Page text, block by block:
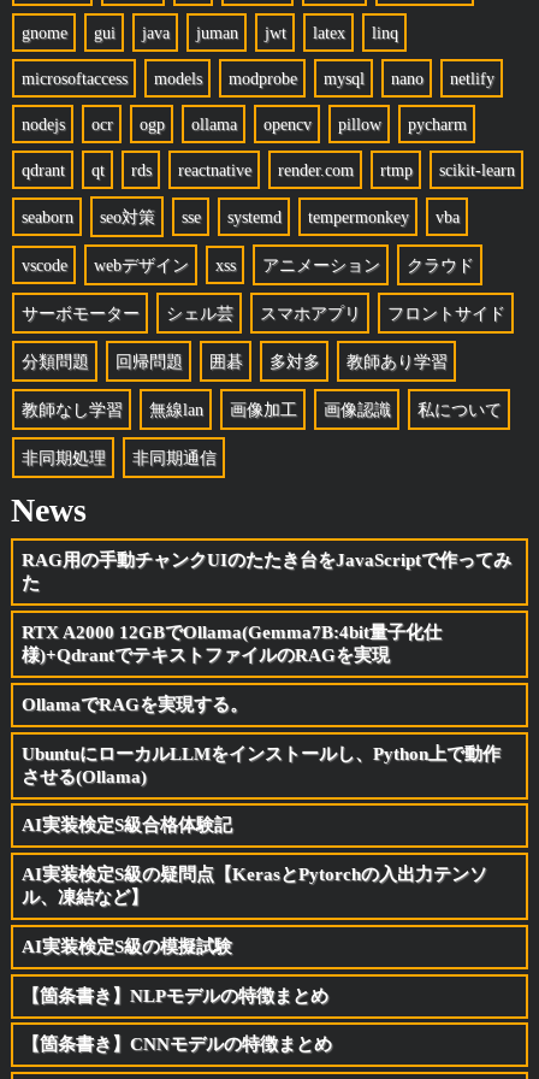
gnome gui java juman jwt latex linq
microsoftaccess models modprobe mysql nano netlify
nodejs ocr ogp ollama opencv pillow pycharm
qdrant qt rds reactnative render.com rtmp scikit-learn
seaborn seo対策 sse systemd tempermonkey vba
vscode webデザイン xss アニメーション クラウド
サーボモーター シェル芸 スマホアプリ フロントサイド
分類問題 回帰問題 囲碁 多対多 教師あり学習
教師なし学習 無線lan 画像加工 画像認識 私について
非同期処理 非同期通信
News
RAG用の手動チャンクUIのたたき台をJavaScriptで作ってみ
た
RTX A2000 12GBでOllama(Gemma7B:4bit量子化仕
様)+QdrantでテキストファイルのRAGを実現
OllamaでRAGを実現する。
UbuntuにローカルLLMをインストールし、Python上で動作
させる(Ollama)
AI実装検定S級合格体験記
AI実装検定S級の疑問点【KerasとPytorchの入出力テンソ
ル、凍結など】
AI実装検定S級の模擬試験
【箇条書き】NLPモデルの特徴まとめ
【箇条書き】CNNモデルの特徴まとめ